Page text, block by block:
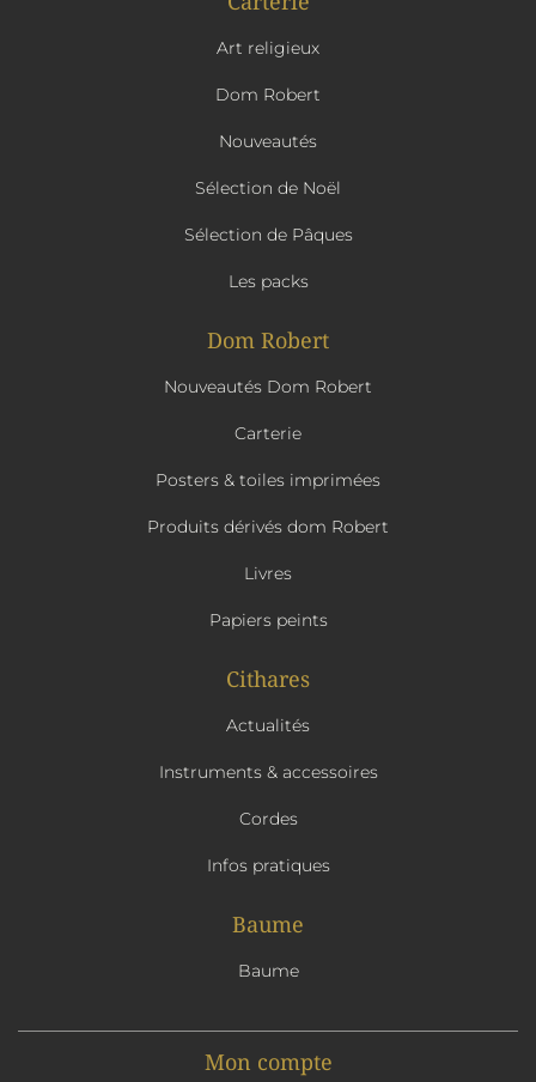
Art religieux
Dom Robert
Nouveautés
Sélection de Noël
Sélection de Pâques
Les packs
Dom Robert
Nouveautés Dom Robert
Carterie
Posters & toiles imprimées
Produits dérivés dom Robert
Livres
Papiers peints
Cithares
Actualités
Instruments & accessoires
Cordes
Infos pratiques
Baume
Baume
Mon compte